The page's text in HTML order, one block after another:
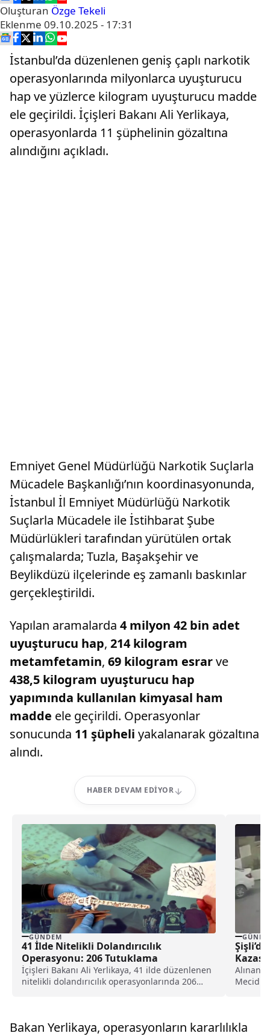
Oluşturan Özge Tekeli
Eklenme 09.10.2025 - 17:31
İstanbul’da düzenlenen geniş çaplı narkotik
operasyonlarında milyonlarca uyuşturucu
hap ve yüzlerce kilogram uyuşturucu madde
ele geçirildi. İçişleri Bakanı Ali Yerlikaya,
operasyonlarda 11 şüphelinin gözaltına
alındığını açıkladı.
Emniyet Genel Müdürlüğü Narkotik Suçlarla
Mücadele Başkanlığı’nın koordinasyonunda,
İstanbul İl Emniyet Müdürlüğü Narkotik
Suçlarla Mücadele ile İstihbarat Şube
Müdürlükleri tarafından yürütülen ortak
çalışmalarda; Tuzla, Başakşehir ve
Beylikdüzü ilçelerinde eş zamanlı baskınlar
gerçekleştirildi.
Yapılan aramalarda 4 milyon 42 bin adet
uyuşturucu hap, 214 kilogram
metamfetamin, 69 kilogram esrarve
438,5 kilogram uyuşturucu hap
yapımında kullanılan kimyasal ham
madde ele geçirildi. Operasyonlar
sonucunda 11 şüpheli yakalanarak gözaltına
alındı.
HABER DEVAM EDIYOR
GÜNDEM
41 İlde Nitelikli Dolandırıcılık
Operasyonu: 206 Tutuklama
İçişleri Bakanı Ali Yerlikaya, 41 ilde düzenlenen
nitelikli dolandırıcılık operasyonlarında 206
Alınan
Bakan Yerlikaya, operasyonların kararlılıkla